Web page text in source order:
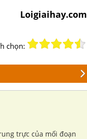
Loigiaihay.com
chọn:
trực của mối đoạn